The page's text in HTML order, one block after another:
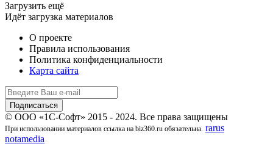
Загрузить ещё
Идёт загрузка материалов
О проекте
Правила использования
Политика конфиденциальности
Карта сайта
© ООО «1С-Софт» 2015 - 2024. Все права защищены
При использовании материалов ссылка на biz360.ru обязательна. rarus
notamedia